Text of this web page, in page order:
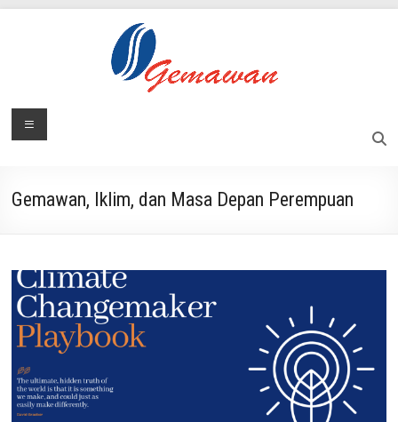
Lembaga
Swadaya
Menu
Gemawan, Iklim, dan Masa Depan Perempuan